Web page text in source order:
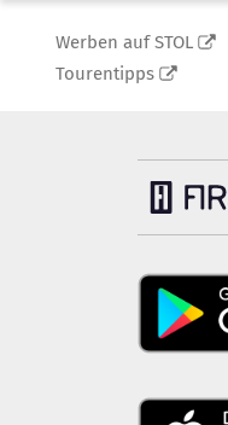
Werben auf STOL
Tourentipps